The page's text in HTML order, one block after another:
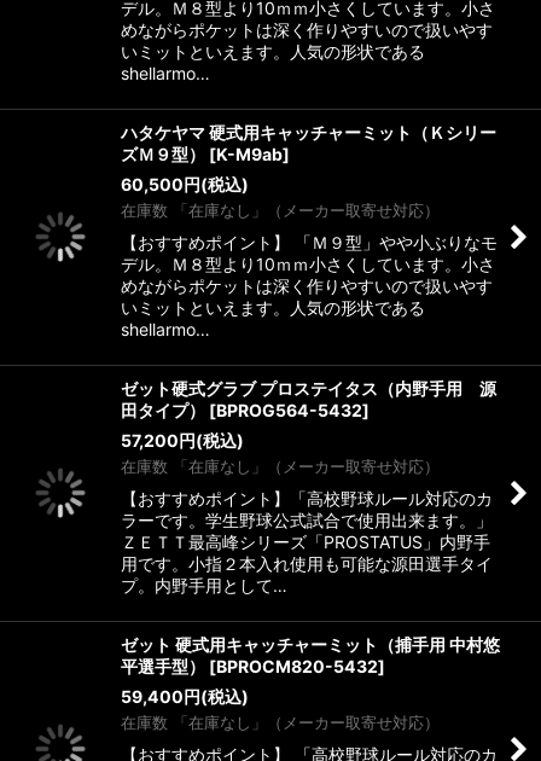
デル。Ｍ８型より10ｍｍ小さくしています。小さ
めながらポケットは深く作りやすいので扱いやす
いミットといえます。人気の形状である
shellarmo…
ハタケヤマ 硬式用キャッチャーミット（Ｋシリー
ズＭ９型）
[K-M9ab]
60,500円(税込)
在庫数 「在庫なし」（メーカー取寄せ対応）
【おすすめポイント】 「Ｍ９型」やや小ぶりなモ
デル。Ｍ８型より10ｍｍ小さくしています。小さ
めながらポケットは深く作りやすいので扱いやす
いミットといえます。人気の形状である
shellarmo…
ゼット硬式グラブ プロステイタス（内野手用 源
田タイプ）
[BPROG564-5432]
57,200円(税込)
在庫数 「在庫なし」（メーカー取寄せ対応）
【おすすめポイント】「高校野球ルール対応のカ
ラーです。学生野球公式試合で使用出来ます。」
ＺＥＴＴ最高峰シリーズ「PROSTATUS」内野手
用です。小指２本入れ使用も可能な源田選手タイ
プ。内野手用として…
ゼット 硬式用キャッチャーミット（捕手用 中村悠
平選手型）
[BPROCM820-5432]
59,400円(税込)
在庫数 「在庫なし」（メーカー取寄せ対応）
【おすすめポイント】 「高校野球ルール対応のカ